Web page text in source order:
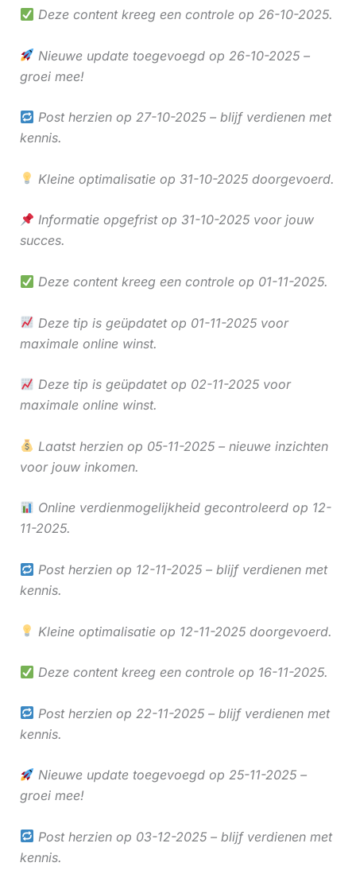
Deze content kreeg een controle op 26-10-2025.
Nieuwe update toegevoegd op 26-10-2025 –
groei mee!
Post herzien op 27-10-2025 – blijf verdienen met
kennis.
Kleine optimalisatie op 31-10-2025 doorgevoerd.
Informatie opgefrist op 31-10-2025 voor jouw
succes.
Deze content kreeg een controle op 01-11-2025.
Deze tip is geüpdatet op 01-11-2025 voor
maximale online winst.
Deze tip is geüpdatet op 02-11-2025 voor
maximale online winst.
Laatst herzien op 05-11-2025 – nieuwe inzichten
voor jouw inkomen.
Online verdienmogelijkheid gecontroleerd op 12-
11-2025.
Post herzien op 12-11-2025 – blijf verdienen met
kennis.
Kleine optimalisatie op 12-11-2025 doorgevoerd.
Deze content kreeg een controle op 16-11-2025.
Post herzien op 22-11-2025 – blijf verdienen met
kennis.
Nieuwe update toegevoegd op 25-11-2025 –
groei mee!
Post herzien op 03-12-2025 – blijf verdienen met
kennis.